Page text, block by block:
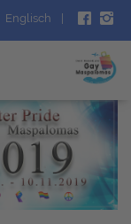
Englisch